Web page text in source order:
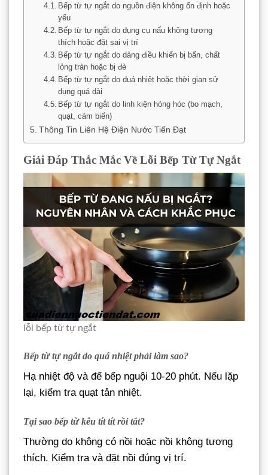
Bếp từ tự ngắt do nguồn điện không ổn định hoặc
yếu
Bếp từ tự ngắt do dụng cụ nấu không tương
thích hoặc đặt sai vị trí
Bếp từ tự ngắt do dảng điều khiển bị bẩn, chất
lỏng tràn hoặc bị đè
Bếp từ tự ngắt do duá nhiệt hoặc thời gian sử
dụng quá dài
Bếp từ tự ngắt do linh kiện hỏng hóc (bo mạch,
quạt, cảm biến)
Thông Tin Liên Hệ Điện Nước Tiến Đạt
Giải Đáp Thắc Mắc Về Lỗi Bếp Từ Tự Ngắt
lỗi bếp từ tự ngắt
Bếp từ tự ngắt do quá nhiệt phải làm sao?
Hạ nhiệt độ và để bếp nguội 10-20 phút. Nếu lặp
lại, kiểm tra quạt tản nhiệt.
Tại sao bếp từ kêu tít tít rồi tắt?
Thường do không có nồi hoặc nồi không tương
thích. Kiểm tra và đặt nồi đúng vị trí.